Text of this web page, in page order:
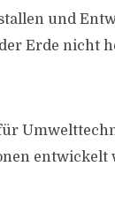
und
Erde nicht
entwickelt